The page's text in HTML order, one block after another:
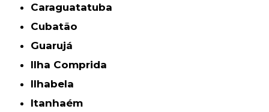
Caraguatatuba
Cubatão
Guarujá
Ilha Comprida
Ilhabela
Itanhaém